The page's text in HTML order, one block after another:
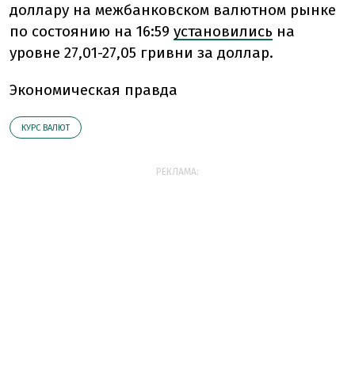
доллару на межбанковском валютном рынке
по состоянию на 16:59 установились на
уровне 27,01-27,05 гривни за доллар.
Экономическая правда
КУРС ВАЛЮТ
РЕКЛАМА: